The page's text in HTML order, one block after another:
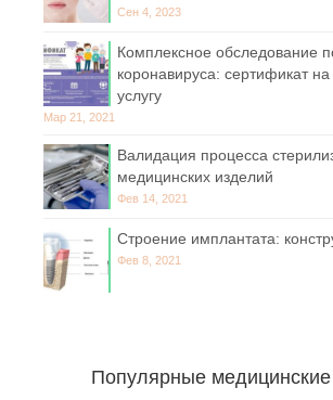
Сен 4, 2023
Комплексное обследование
коронавируса: сертификат
услугу
Мар 21, 2021
Валидация процесса
медицинских изделий
Фев 14, 2021
Строение имплантата:
Фев 8, 2021
Популярные медицинские